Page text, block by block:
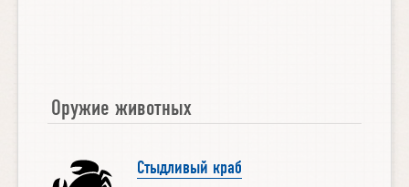
Оружие животных
Стыдливый краб